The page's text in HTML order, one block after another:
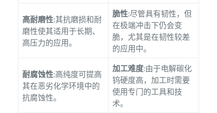
高耐磨性:其抗磨损和耐
磨性使其适用于长期、
高压力的应用。
脆性:尽管具有韧性，但
在极端冲击下仍会变
脆，尤其是在韧性较差
的应用中。
耐腐蚀性:高纯度可提高
其在恶劣化学环境中的
抗腐蚀性。
加工难度:由于电解碳化
钨硬度高，加工时需要
使用专门的工具和技
术。